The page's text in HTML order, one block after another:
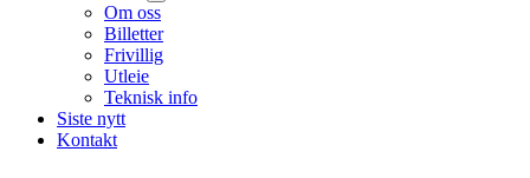
Om oss
Billetter
Frivillig
Utleie
Teknisk info
Siste nytt
Kontakt